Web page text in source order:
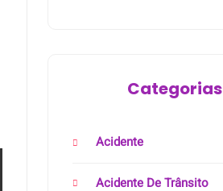
Categorias
Acidente
Acidente De Trânsito